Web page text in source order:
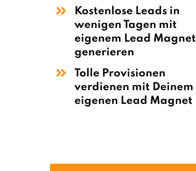
Kostenlose Leads in
wenigen Tagen mit
eigenem Lead Magnet
generieren
Tolle Provisionen
verdienen mit Deinem
eigenen Lead Magnet